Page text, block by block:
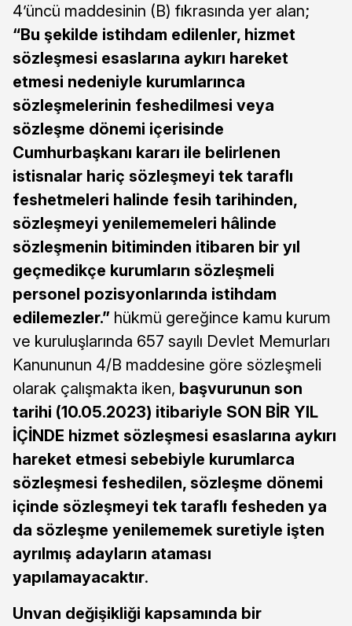
4’üncü maddesinin (B) fıkrasında yer alan;
“Bu şekilde istihdam edilenler, hizmet
sözleşmesi esaslarına aykırı hareket
etmesi nedeniyle kurumlarınca
sözleşmelerinin feshedilmesi veya
sözleşme dönemi içerisinde
Cumhurbaşkanı kararı ile belirlenen
istisnalar hariç sözleşmeyi tek taraflı
feshetmeleri halinde fesih tarihinden,
sözleşmeyi yenilememeleri hâlinde
sözleşmenin bitiminden itibaren bir yıl
geçmedikçe kurumların sözleşmeli
personel pozisyonlarında istihdam
edilemezler.” hükmü gereğince kamu kurum
ve kuruluşlarında 657 sayılı Devlet Memurları
Kanununun 4/B maddesine göre sözleşmeli
olarak çalışmakta iken, başvurunun son
tarihi (10.05.2023) itibariyle SON BİR YIL
İÇİNDE hizmet sözleşmesi esaslarına aykırı
hareket etmesi sebebiyle kurumlarca
sözleşmesi feshedilen, sözleşme dönemi
içinde sözleşmeyi tek taraflı fesheden ya
da sözleşme yenilememek suretiyle işten
ayrılmış adayların ataması
yapılamayacaktır.
Unvan değişikliği kapsamında bir